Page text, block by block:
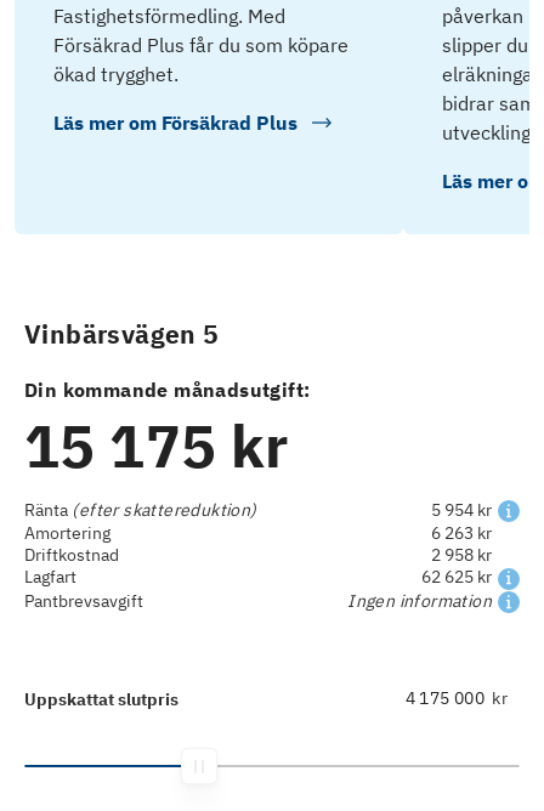
Fastighetsförmedling. Med
Försäkrad Plus får du som köpare
ökad trygghet.
Läs mer om Försäkrad Plus
påverkan
slipper du
bidrar
utveckling.
Läs mer om
Vinbärsvägen 5
Din kommande månadsutgift:
15 175 kr
Ränta (efter skattereduktion)
5 954 kr
Amortering
6 263 kr
Driftkostnad
2 958 kr
Lagfart
62 625 kr
Pantbrevsavgift
Ingen information
Uppskattat slutpris kr